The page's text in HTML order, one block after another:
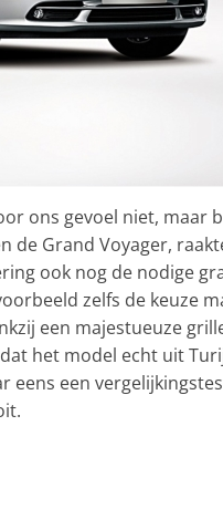
ons gevoel niet, maar
de Grand Voyager,
ook nog de nodige
zelfs de keuze
een majestueuze
het model echt uit
een